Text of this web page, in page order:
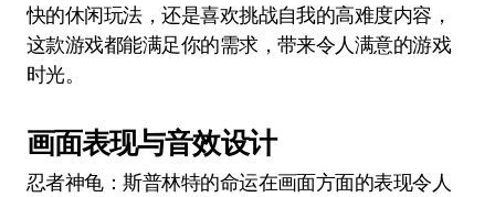
快的休闲玩法，还是喜欢挑战自我的高难度内容，
这款游戏都能满足你的需求，带来令人满意的游戏
时光。
画面表现与音效设计
忍者神龟：斯普林特的命运在画面方面的表现令人